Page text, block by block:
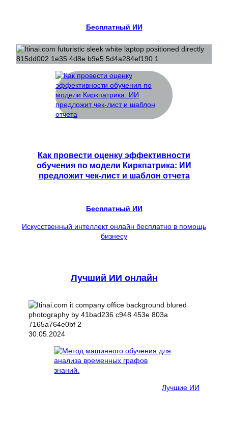
Бесплатный ИИ
Как провести оценку эффективности
обучения по модели Киркпатрика: ИИ
предложит чек-лист и шаблон отчета
Бесплатный ИИ
Искусственный интеллект онлайн бесплатно в помощь
бизнесу
Лучший ИИ онлайн
30.05.2024
Лучшие ИИ